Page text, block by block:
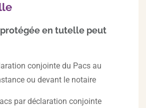
en tutelle peut
conjointe du Pacs au
ou devant le notaire
par déclaration conjointe